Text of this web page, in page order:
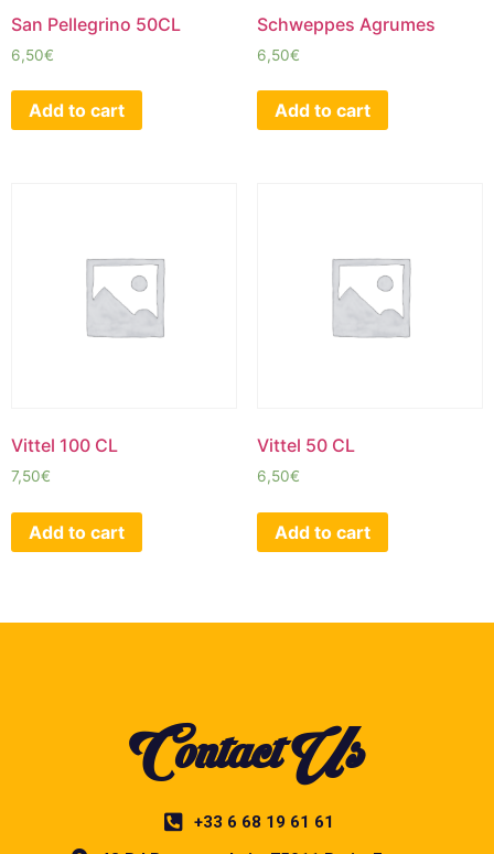
San Pellegrino 50CL
6,50€
Add to cart
Schweppes Agrumes
6,50€
Add to cart
Vittel 100 CL
7,50€
Add to cart
Vittel 50 CL
6,50€
Add to cart
Contact Us
+33 6 68 19 61 61